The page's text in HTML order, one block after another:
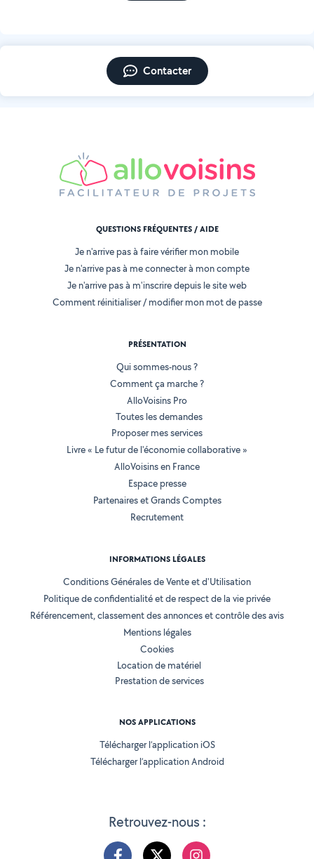
Contacter
Retrouvez-nous :
QUESTIONS FRÉQUENTES / AIDE
Je n'arrive pas à faire vérifier mon mobile
Je n'arrive pas à me connecter à mon compte
Je n'arrive pas à m'inscrire depuis le site web
Comment réinitialiser / modifier mon mot de passe
PRÉSENTATION
Qui sommes-nous ?
Comment ça marche ?
AlloVoisins Pro
Toutes les demandes
Proposer mes services
Livre « Le futur de l'économie collaborative »
AlloVoisins en France
Espace presse
Partenaires et Grands Comptes
Recrutement
INFORMATIONS LÉGALES
Conditions Générales de Vente et d'Utilisation
Politique de confidentialité et de respect de la vie privée
Référencement, classement des annonces et contrôle des avis
Mentions légales
Cookies
Location de matériel
Prestation de services
NOS APPLICATIONS
Télécharger l’application iOS
Télécharger l’application Android